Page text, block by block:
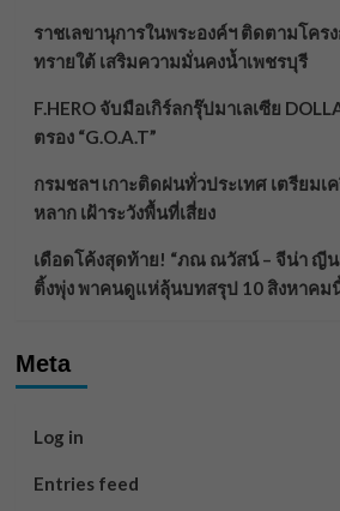
ราชเลขานุการในพระองค์ฯ ติดตามโคร
ทรายใต้ เสริมความมั่นคงน้ำเพชรบุรี
F.HERO จับมือเกิร์ลกรุ๊ปมาเลเซีย
ตรอง “G.O.A.T”
กรมชลฯ เกาะติดฝนทั่วประเทศ เตรียมเ
หลาก เฝ้าระวังพื้นที่เสี่ยง
เดือดโค้งสุดท้าย! “ภณ ณวัสน์ – จีน่า ญีนา
ติ้งพุ่ง พาคนดูแห่ลุ้นบทสรุป 10 สิงหาคม
Meta
Log in
Entries feed